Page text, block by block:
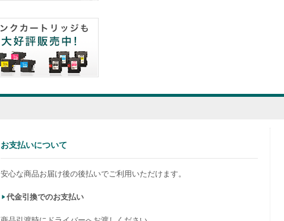
お支払いについて
安心な商品お届け後の後払いでご利用いただけます。
代金引換でのお支払い